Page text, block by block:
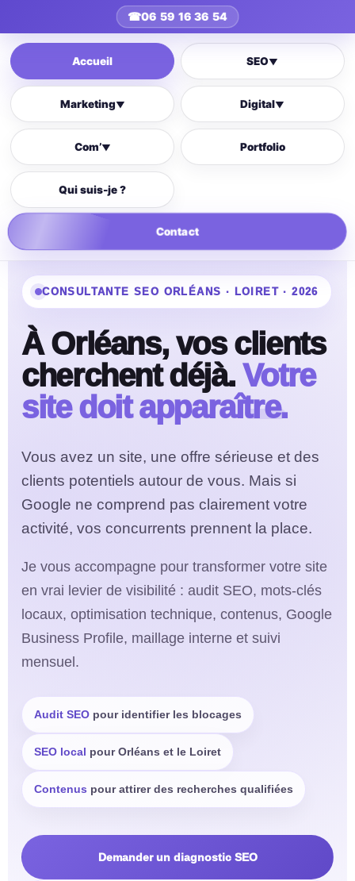
☎06 59 16 36 54
Accueil SEO▼
Marketing▼ Digital▼
Com’▼ Portfolio
Qui suis-je ?
Contact
CONSULTANTE SEO ORLÉANS · LOIRET · 2026
À Orléans, vos clients
cherchent déjà. Votre
site doit apparaître.
Vous avez un site, une offre sérieuse et des
clients potentiels autour de vous. Mais si
Google ne comprend pas clairement votre
activité, vos concurrents prennent la place.
Je vous accompagne pour transformer votre site
en vrai levier de visibilité : audit SEO, mots-clés
locaux, optimisation technique, contenus, Google
Business Profile, maillage interne et suivi
mensuel.
Audit SEO pour identifier les blocages
SEO local pour Orléans et le Loiret
Contenus pour attirer des recherches qualifiées
Demander un diagnostic SEO